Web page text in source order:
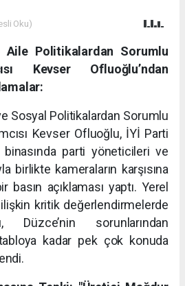
Oku)
Aile Politikalardan Sorumlu
Kevser Ofluoğlu’ndan
Sosyal Politikalardan Sorumlu
Kevser Ofluoğlu, İYİ Parti
binasında parti yöneticileri ve
birlikte kameraların karşısına
basın açıklaması yaptı. Yerel
kritik değerlendirmelerde
Düzce’nin sorunlarından
kadar pek çok konuda